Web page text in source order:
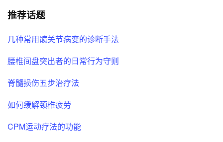
推荐话题
几种常用髋关节病变的诊断手法
腰椎间盘突出者的日常行为守则
脊髓损伤五步治疗法
如何缓解颈椎疲劳
CPM运动疗法的功能